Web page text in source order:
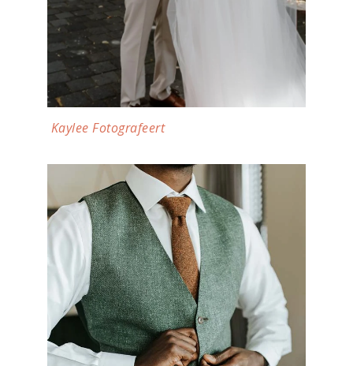
Kaylee Fotografeert